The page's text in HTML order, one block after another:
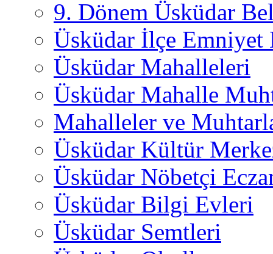
9. Dönem Üsküdar
Üsküdar İlçe
Üsküdar Mahalleleri
Üsküdar Mahalle
Mahalleler ve
Üsküdar Kültür
Üsküdar Nöbetçi
Üsküdar Bilgi Evleri
Üsküdar Semtleri